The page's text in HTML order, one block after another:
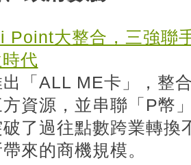
Point大整合，三強聯
代
「ALL ME卡」，整
資源，並串聯「P幣
了過往點數跨業轉換
來的商機規模。